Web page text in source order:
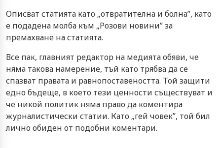
Описват статията като „отвратителна и болна”, като
е подадена молба към „Розови новини” за
премахване на статията.
Все пак, главният редактор на медията обяви, че
няма такова намерение, тъй като трябва да се
спазват правата и равнопоставеността. Той защити
едно бъдеще, в което тези ценности съществуват и
че никой политик няма право да коментира
журналистически статии. Като „гей човек”, той бил
лично обиден от подобни коментари.